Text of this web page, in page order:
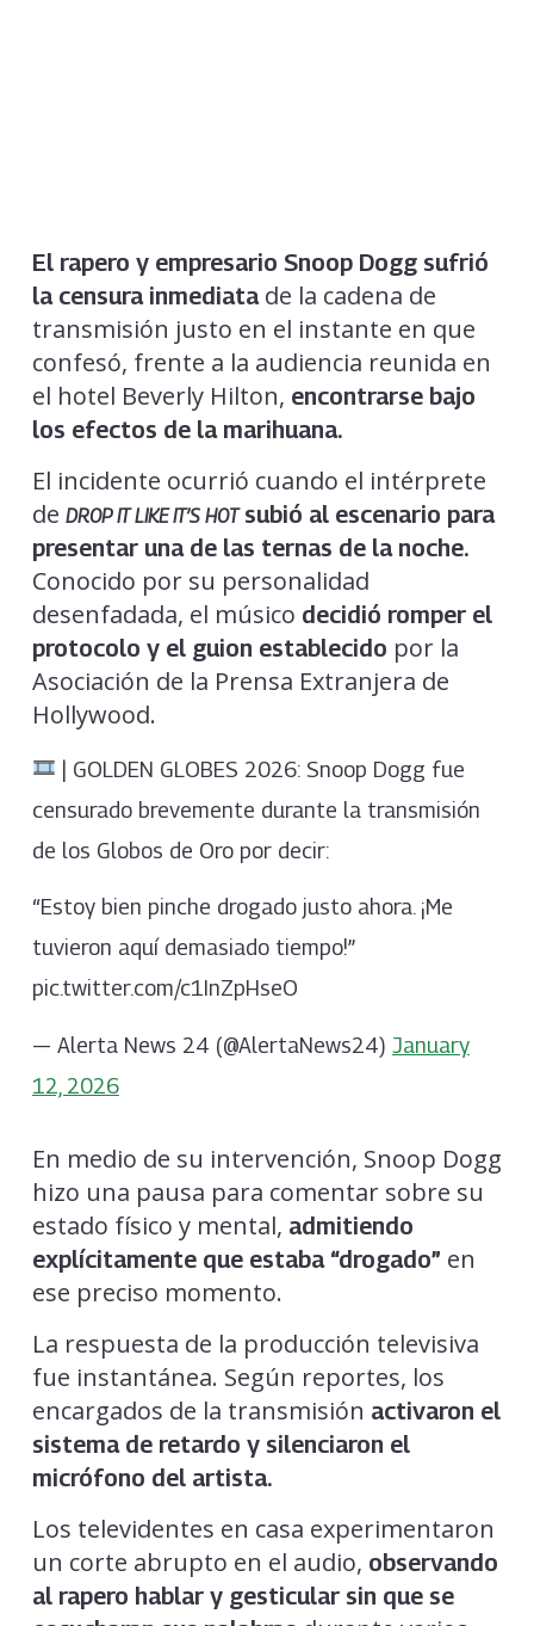
El rapero y empresario Snoop Dogg sufrió
la censura inmediatade la cadena de
transmisión justo en el instante en que
confesó, frente a la audiencia reunida en
el hotel Beverly Hilton, encontrarse bajo
los efectos de la marihuana.
El incidente ocurrió cuando el intérprete
de DROP IT LIKE IT’S HOTsubió al escenario para
presentar una de las ternas de la noche.
Conocido por su personalidad
desenfadada, el músico decidió romper el
protocolo y el guion establecido por la
Asociación de la Prensa Extranjera de
Hollywood.
| GOLDEN GLOBES 2026: Snoop Dogg fue
censurado brevemente durante la transmisión
de los Globos de Oro por decir:
“Estoy bien pinche drogado justo ahora. ¡Me
tuvieron aquí demasiado tiempo!”
pic.twitter.com/c1InZpHseO
— Alerta News 24 (@AlertaNews24) January
12, 2026
En medio de su intervención, Snoop Dogg
hizo una pausa para comentar sobre su
estado físico y mental, admitiendo
explícitamente que estaba “drogado” en
ese preciso momento.
La respuesta de la producción televisiva
fue instantánea. Según reportes, los
encargados de la transmisión activaron el
sistema de retardo y silenciaron el
micrófono del artista.
Los televidentes en casa experimentaron
un corte abrupto en el audio, observando
al rapero hablar y gesticular sin que se